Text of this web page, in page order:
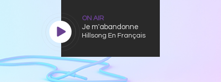
ON AIR
Je m'abandonne
Hillsong En Français